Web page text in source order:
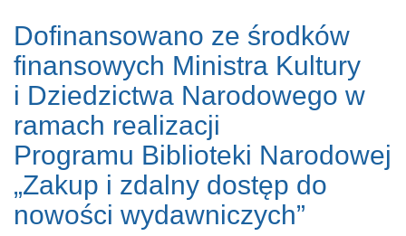
Dofinansowano ze środków
finansowych Ministra Kultury
i Dziedzictwa Narodowego w
ramach realizacji
Programu Biblioteki Narodowej
„Zakup i zdalny dostęp do
nowości wydawniczych”